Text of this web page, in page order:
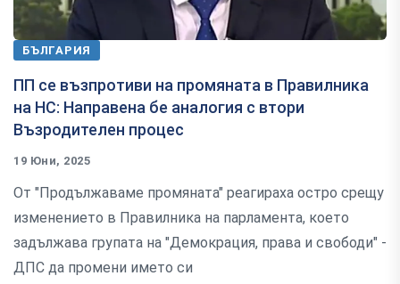
БЪЛГАРИЯ
ПП се възпротиви на промяната в Правилника
на НС: Направена бе аналогия с втори
Възродителен процес
19 Юни, 2025
От "Продължаваме промяната" реагираха остро срещу
изменението в Правилника на парламента, което
задължава групата на "Демокрация, права и свободи" -
ДПС да промени името си